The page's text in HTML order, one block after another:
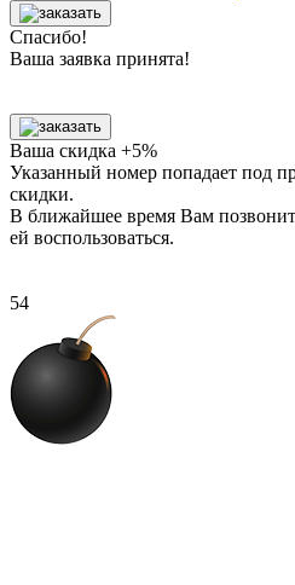
Спасибо!
Ваша заявка принята!
Ваша скидка +5%
Указанный номер попадает под
скидки.
В ближайшее время Вам
ей воспользоваться.
53